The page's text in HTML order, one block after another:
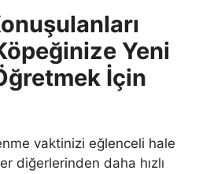
Yeni
İçin
vaktinizi eğlenceli hale
diğerlerinden daha hızlı